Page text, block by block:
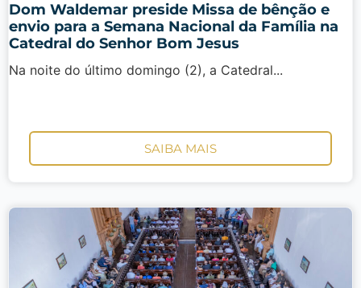
Dom Waldemar preside Missa de bênção e
envio para a Semana Nacional da Família na
Catedral do Senhor Bom Jesus
Na noite do último domingo (2), a Catedral...
SAIBA MAIS